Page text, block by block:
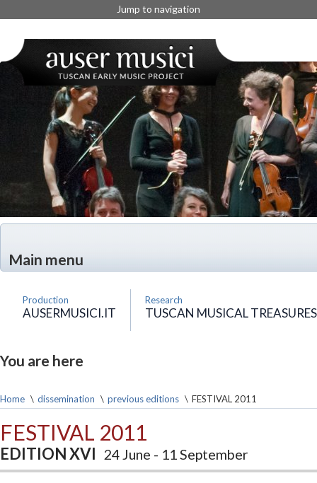
Jump to navigation
Main menu
Production
AUSERMUSICI.IT
Research
TUSCAN MUSICAL TREASURES
You are here
Home \ dissemination \ previous editions \ FESTIVAL 2011
FESTIVAL 2011
EDITION XVI 24 June - 11 September